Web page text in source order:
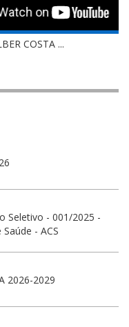
Seletivo - 001/2025 -
- ACS
2026-2029